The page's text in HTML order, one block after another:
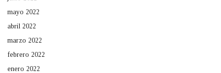
mayo 2022
abril 2022
marzo 2022
febrero 2022
enero 2022